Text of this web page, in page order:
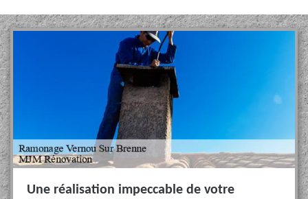
Une réalisation impeccable de votre